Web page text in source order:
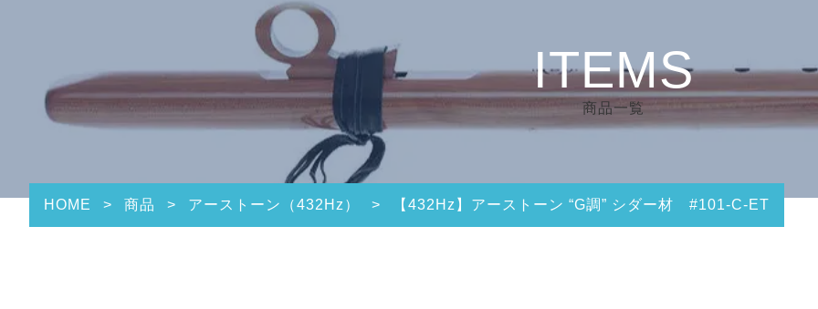
ITEMS
商品一覧
HOME > 商品 > アーストーン（432Hz） > 【432Hz】アーストーン “G調” シダー材 #101-C-ET